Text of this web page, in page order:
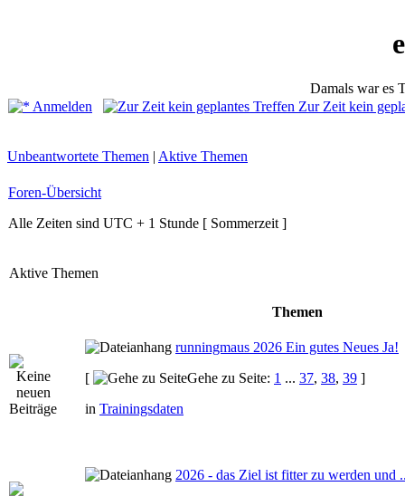
Damals war es
Anmelden
Zur Zeit kein
Unbeantwortete Themen | Aktive Themen
Foren-Übersicht
Alle Zeiten sind UTC + 1 Stunde [ Sommerzeit ]
Aktive Themen
Themen
runningmaus 2026 Ein gutes Neues Ja!
[
Gehe zu Seite: 1 ... 37, 38, 39 ]
in Trainingsdaten
2026 - das Ziel ist fitter zu werden und